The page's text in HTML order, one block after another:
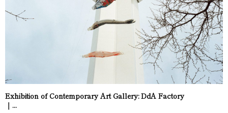
Exhibition of Contemporary Art Gallery: DdA Factory
｜...